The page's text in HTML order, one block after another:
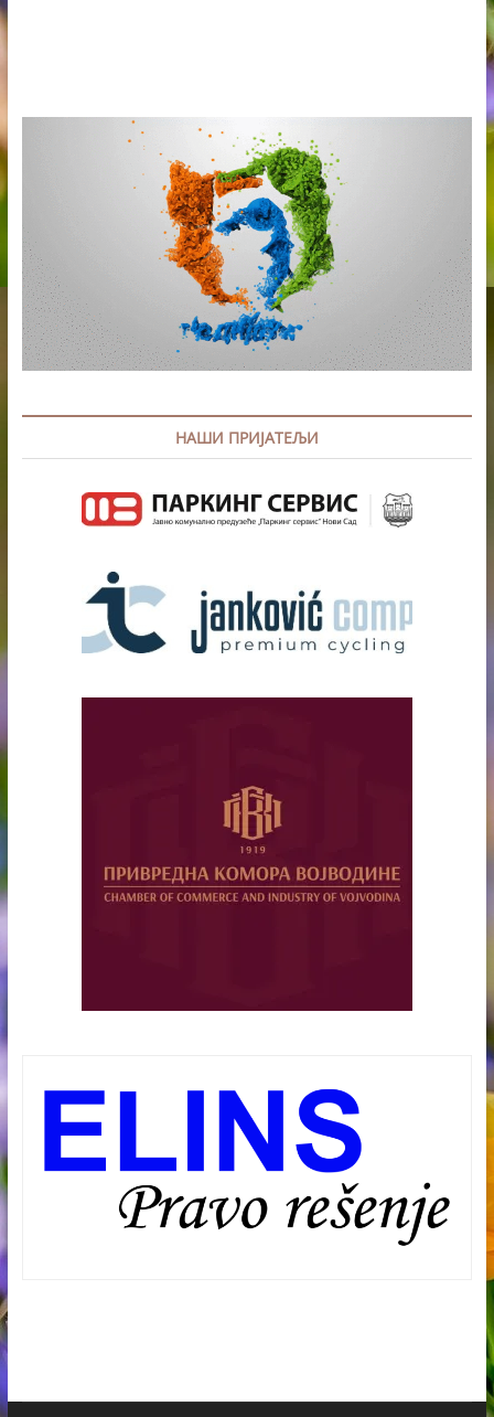
НАШИ ПРИЈАТЕЉИ